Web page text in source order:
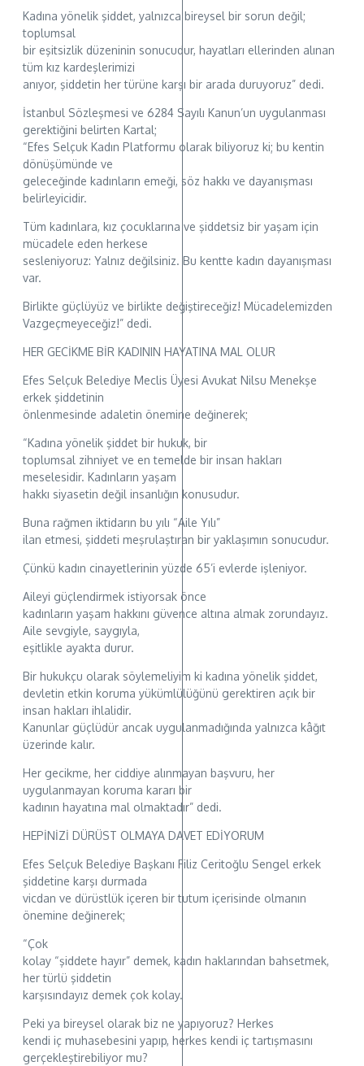
Kadına yönelik şiddet, yalnızca bireysel bir sorun değil;
toplumsal
bir eşitsizlik düzeninin sonucudur, hayatları ellerinden alınan
tüm kız kardeşlerimizi
anıyor, şiddetin her türüne karşı bir arada duruyoruz” dedi.
İstanbul Sözleşmesi ve 6284 Sayılı Kanun’un uygulanması
gerektiğini belirten Kartal;
“Efes Selçuk Kadın Platformu olarak biliyoruz ki; bu kentin
dönüşümünde ve
geleceğinde kadınların emeği, söz hakkı ve dayanışması
belirleyicidir.
Tüm kadınlara, kız çocuklarına ve şiddetsiz bir yaşam için
mücadele eden herkese
sesleniyoruz: Yalnız değilsiniz. Bu kentte kadın dayanışması
var.
Birlikte güçlüyüz ve birlikte değiştireceğiz! Mücadelemizden
Vazgeçmeyeceğiz!” dedi.
HER GECİKME BİR KADININ HAYATINA MAL OLUR
Efes Selçuk Belediye Meclis Üyesi Avukat Nilsu Menekşe
erkek şiddetinin
önlenmesinde adaletin önemine değinerek;
“Kadına yönelik şiddet bir hukuk, bir
toplumsal zihniyet ve en temelde bir insan hakları
meselesidir. Kadınların yaşam
hakkı siyasetin değil insanlığın konusudur.
Buna rağmen iktidarın bu yılı “Aile Yılı”
ilan etmesi, şiddeti meşrulaştıran bir yaklaşımın sonucudur.
Çünkü kadın cinayetlerinin yüzde 65’i evlerde işleniyor.
Aileyi güçlendirmek istiyorsak önce
kadınların yaşam hakkını güvence altına almak zorundayız.
Aile sevgiyle, saygıyla,
eşitlikle ayakta durur.
Bir hukukçu olarak söylemeliyim ki kadına yönelik şiddet,
devletin etkin koruma yükümlülüğünü gerektiren açık bir
insan hakları ihlalidir.
Kanunlar güçlüdür ancak uygulanmadığında yalnızca kâğıt
üzerinde kalır.
Her gecikme, her ciddiye alınmayan başvuru, her
uygulanmayan koruma kararı bir
kadının hayatına mal olmaktadır” dedi.
HEPİNİZİ DÜRÜST OLMAYA DAVET EDİYORUM
Efes Selçuk Belediye Başkanı Filiz Ceritoğlu Sengel erkek
şiddetine karşı durmada
vicdan ve dürüstlük içeren bir tutum içerisinde olmanın
önemine değinerek;
“Çok
kolay “şiddete hayır” demek, kadın haklarından bahsetmek,
her türlü şiddetin
karşısındayız demek çok kolay.
Peki ya bireysel olarak biz ne yapıyoruz? Herkes
kendi iç muhasebesini yapıp, herkes kendi iç tartışmasını
gerçekleştirebiliyor mu?